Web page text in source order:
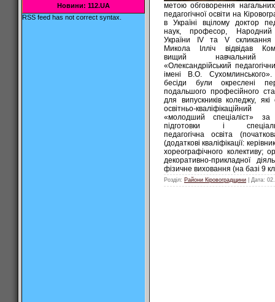
Новини: 112.UA
RSS feed has not correct syntax.
метою обговорення
педагогічної освіти на
в Україні вцілому доктор
наук, професор, Народний
України IV та V
Микола Ілліч відвідав
вищий навчальний
«Олександрійський
імені В.О.
бесіди були окреслені
подальшого професійного
для випускників коледжу,
освітньо-
«молодший спеціаліст»
підготовки і
педагогічна освіта
(додаткові кваліфікації:
хореографічного колективу;
декоративно-прикладної
фізичне виховання (на базі 9
Розділ: Райони Кіровоградщини | Дата: